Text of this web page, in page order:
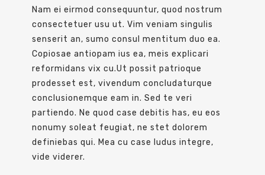
Nam ei eirmod consequuntur, quod nostrum
consectetuer usu ut. Vim veniam singulis
senserit an, sumo consul mentitum duo ea.
Copiosae antiopam ius ea, meis explicari
reformidans vix cu.Ut possit patrioque
prodesset est, vivendum concludaturque
conclusionemque eam in. Sed te veri
partiendo. Ne quod case debitis has, eu eos
nonumy soleat feugiat, ne stet dolorem
definiebas qui. Mea cu case ludus integre,
vide viderer.